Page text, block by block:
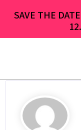
SAVE THE